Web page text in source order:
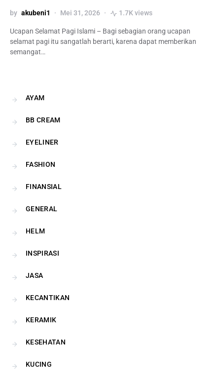
by akubeni1 Mei 31, 2026 1.7K views
Ucapan Selamat Pagi Islami – Bagi sebagian orang ucapan
selamat pagi itu sangatlah berarti, karena dapat memberikan
semangat…
AYAM
BB CREAM
EYELINER
FASHION
FINANSIAL
GENERAL
HELM
INSPIRASI
JASA
KECANTIKAN
KERAMIK
KESEHATAN
KUCING